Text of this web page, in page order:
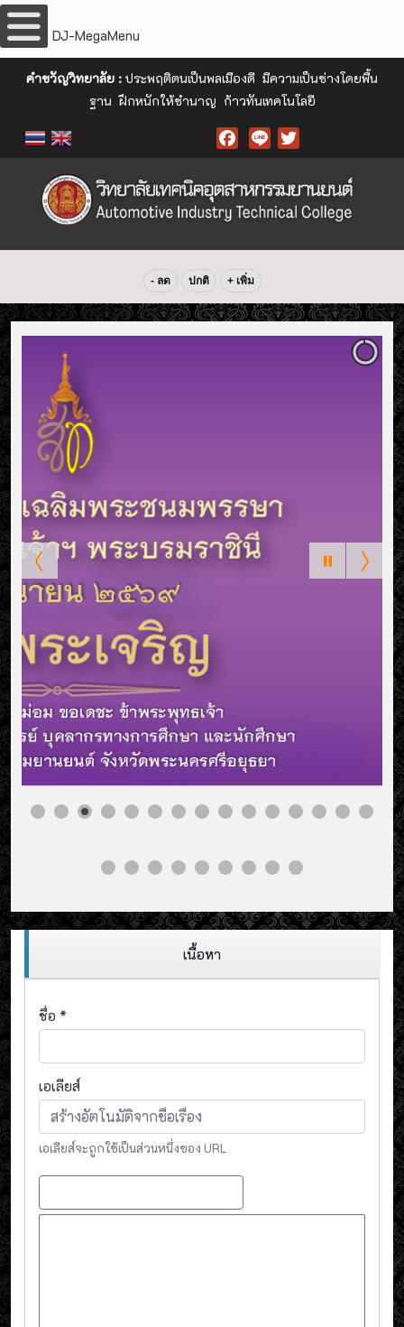
DJ-MegaMenu
คำขวัญวิทยาลัย : ประพฤติตนเป็นพลเมืองดี มีความเป็นช่างโดยพื้น
ฐาน ฝึกหนักให้ชำนาญ ก้าวทันเทคโนโลยี
- ลด ปกติ + เพิ่ม
เนื้อหา
ชื่อ *
เอเลียส์
เอเลียส์จะถูกใช้เป็นส่วนหนึ่งของ URL
เนื้อหา